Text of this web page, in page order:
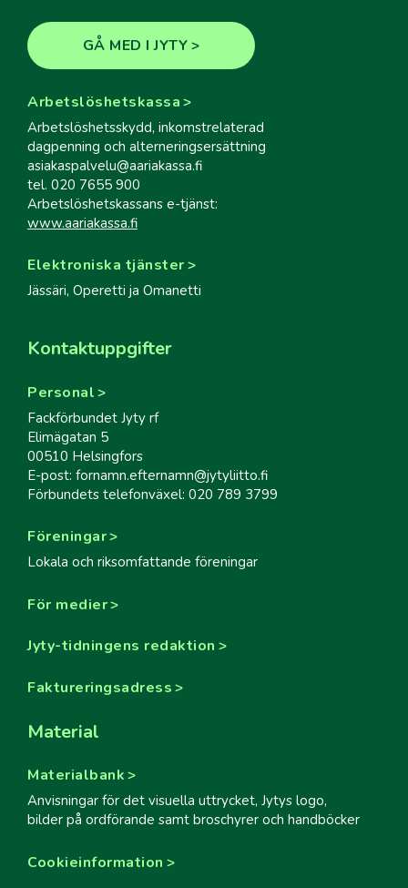
GÅ MED I JYTY
Arbetslöshetskassa
Arbetslöshetsskydd, inkomstrelaterad
dagpenning och alterneringsersättning
asiakaspalvelu@aariakassa.fi
tel. 020 7655 900
Arbetslöshetskassans e-tjänst:
www.aariakassa.fi
Elektroniska tjänster
Jässäri, Operetti ja Omanetti
Kontaktuppgifter
Personal
Fackförbundet Jyty rf
Elimägatan 5
00510 Helsingfors
E-post: fornamn.efternamn@jytyliitto.fi
Förbundets telefonväxel: 020 789 3799
Föreningar
Lokala och riksomfattande föreningar
För medier
Jyty-tidningens redaktion
Faktureringsadress
Material
Materialbank
Anvisningar för det visuella uttrycket, Jytys logo,
bilder på ordförande samt broschyrer och handböcker
Cookieinformation